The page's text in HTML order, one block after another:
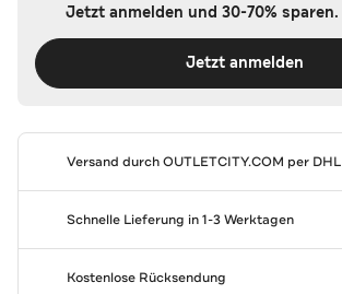
Jetzt anmelden und 30-70% sparen.
Jetzt anmelden
Versand durchOUTLETCITY.COM per DHL
Schnelle Lieferung in 1-3 Werktagen
Kostenlose Rücksendung